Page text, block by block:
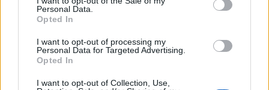
Personal Data.
Opted In
I want to opt-out of processing my
Personal Data for Targeted Advertising.
Opted In
I want to opt-out of Collection, Use,